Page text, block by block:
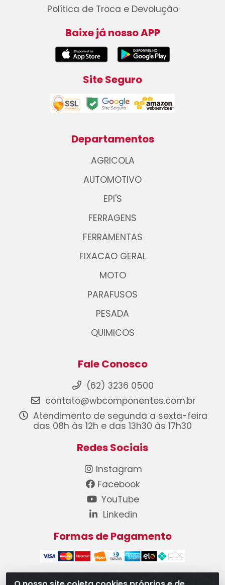
Política de Troca e Devolução
Baixe já nosso APP
Site Seguro
Departamentos
AGRICOLA
AUTOMOTIVO
EPI'S
FERRAGENS
FERRAMENTAS
FIXACAO GERAL
MOTO
PARAFUSOS
PESADA
QUIMICOS
Fale Conosco
(62) 3236 0500
contato@wbcomponentes.com.br
Atendimento de segunda a sexta-feira
das 08h às 12h e das 13h30 às 17h30
Redes Sociais
Instagram
Facebook
YouTube
Linkedin
Formas de Pagamento